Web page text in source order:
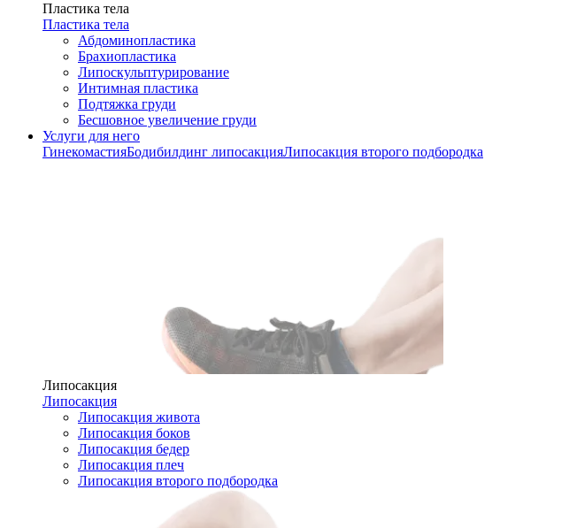
Пластика тела
Пластика тела
Абдоминопластика
Брахиопластика
Липоскульптурирование
Интимная пластика
Подтяжка груди
Бесшовное увеличение груди
Услуги для него
ГинекомастияБодибилдинг липосакцияЛипосакция второго подбородка
Липосакция
Липосакция
Липосакция живота
Липосакция боков
Липосакция бедер
Липосакция плеч
Липосакция второго подбородка